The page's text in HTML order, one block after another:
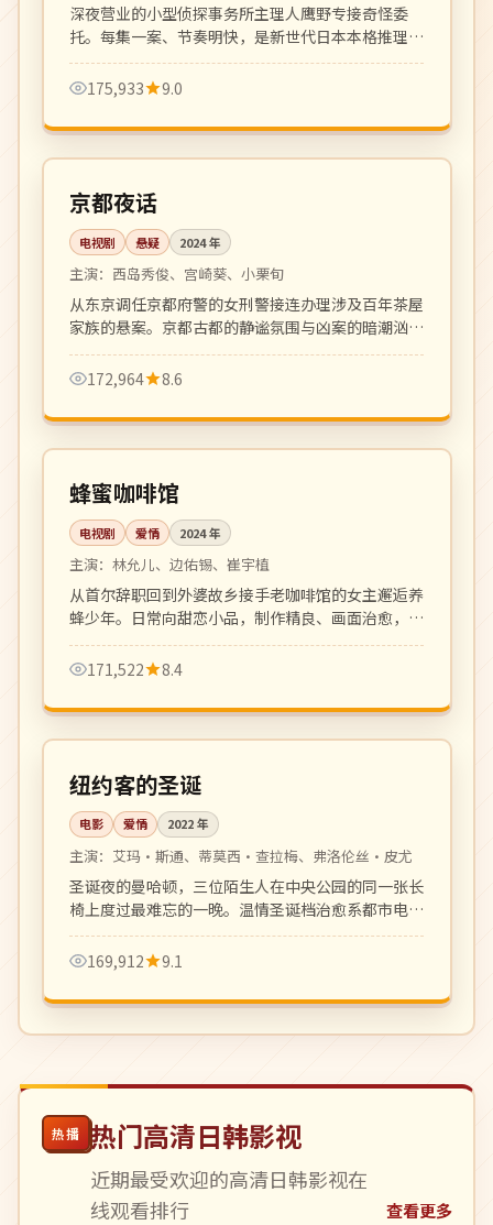
深夜营业的小型侦探事务所主理人鹰野专接奇怪委
托。每集一案、节奏明快，是新世代日本本格推理剧
代表。
175,933
9.0
日本
热播 更新至 5 集
京都夜话
电视剧 悬疑 2024年
主演： 西岛秀俊、宫崎葵、小栗旬
从东京调任京都府警的女刑警接连办理涉及百年茶屋
家族的悬案。京都古都的静谧氛围与凶案的暗潮汹涌
相互映衬。
172,964
8.6
韩国
热播 更新至 6 集
蜂蜜咖啡馆
电视剧 爱情 2024年
主演： 林允儿、边佑锡、崔宇植
从首尔辞职回到外婆故乡接手老咖啡馆的女主邂逅养
蜂少年。日常向甜恋小品，制作精良、画面治愈，是
2024 秋档黑马。
171,522
8.4
美国
高分 112 分钟
纽约客的圣诞
电影 爱情 2022年
主演： 艾玛·斯通、蒂莫西·查拉梅、弗洛伦丝·皮尤
圣诞夜的曼哈顿，三位陌生人在中央公园的同一张长
椅上度过最难忘的一晚。温情圣诞档治愈系都市电
影。
169,912
9.1
热播 热门高清日韩影视
近期最受欢迎的高清日韩影视在
线观看排行
查看更多